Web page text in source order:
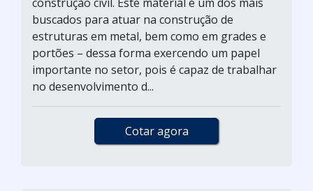
buscados para atuar na construção de
estruturas em metal, bem como em grades e
portões – dessa forma exercendo um papel
importante no setor, pois é capaz de trabalhar
no desenvolvimento d...
Cotar agora